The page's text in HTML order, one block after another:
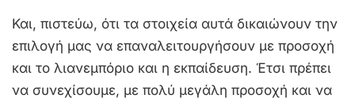
Και, πιστεύω, ότι τα στοιχεία αυτά δικαιώνουν την
επιλογή μας να επαναλειτουργήσουν με προσοχή
και το λιανεμπόριο και η εκπαίδευση. Έτσι πρέπει
να συνεχίσουμε, με πολύ μεγάλη προσοχή και να